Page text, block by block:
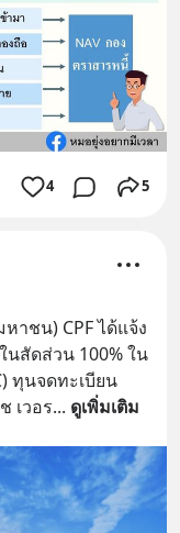
4 5
ชน) CPF ได้แจ้ง
สัดส่วน 100% ใน
ทุนจดทะเบียน
เวอร... ดูเพิ่มเติม